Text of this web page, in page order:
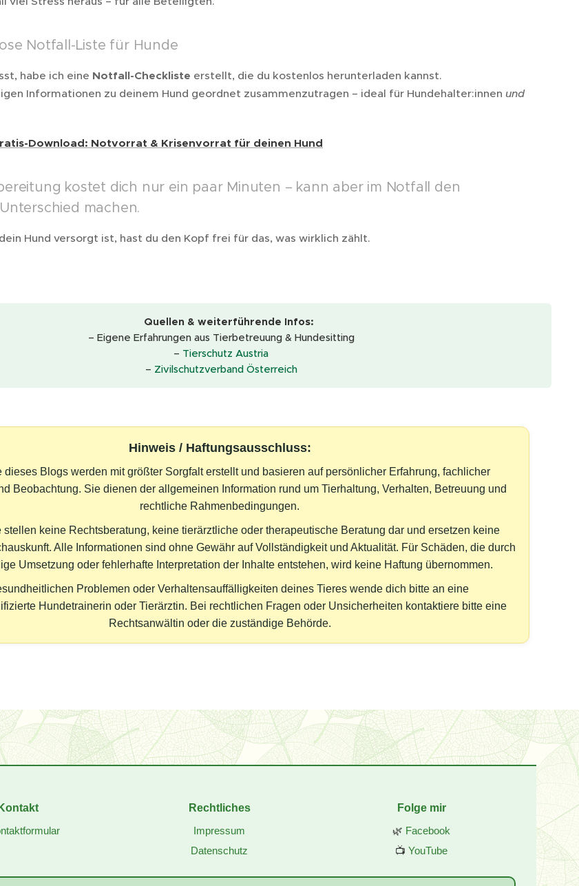
Notfall-Liste für Hunde
habe ich eine Notfall-Checkliste erstellt, die du kostenlos herunterladen kannst.
Informationen zu deinem Hund geordnet zusammenzutragen – ideal für Hundehalter:innen und
Download: Notvorrat & Krisenvorrat für deinen Hund
kostet dich nur ein paar Minuten – kann aber im Notfall den
machen.
Hund versorgt ist, hast du den Kopf frei für das, was wirklich zählt.
📚 Quellen & weiterführende Infos:
– Eigene Erfahrungen aus Tierbetreuung & Hundesitting
– Tierschutz Austria
– Zivilschutzverband Österreich
Hinweis / Haftungsausschluss:
dieses Blogs werden mit größter Sorgfalt erstellt und basieren auf persönlicher Erfahrung, fachlicher
Beobachtung. Sie dienen der allgemeinen Information rund um Tierhaltung, Verhalten, Betreuung und
rechtliche Rahmenbedingungen.
stellen keine Rechtsberatung, keine tierärztliche oder therapeutische Beratung dar und ersetzen keine
Alle Informationen sind ohne Gewähr auf Vollständigkeit und Aktualität. Für Schäden, die durch
Umsetzung oder fehlerhafte Interpretation der Inhalte entstehen, wird keine Haftung übernommen.
Problemen oder Verhaltensauffälligkeiten deines Tieres wende dich bitte an eine
Hundetrainerin oder Tierärztin. Bei rechtlichen Fragen oder Unsicherheiten kontaktiere bitte eine
Rechtsanwältin oder die zuständige Behörde.
Rechtliches
Impressum
Datenschutz
Folge mir
🌿 Facebook
📺YouTube